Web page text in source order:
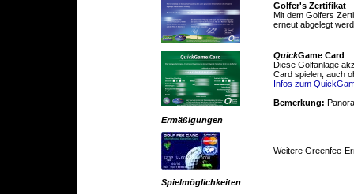
Golfer's Zertifikat
Mit dem Golfers
erneut abgelegt
QuickGame Card
Diese Golfanlage
Card spielen, auch
Infos zum
Bemerkung:
Ermäßigungen
Weitere Greenfee-
Spielmöglichkeiten